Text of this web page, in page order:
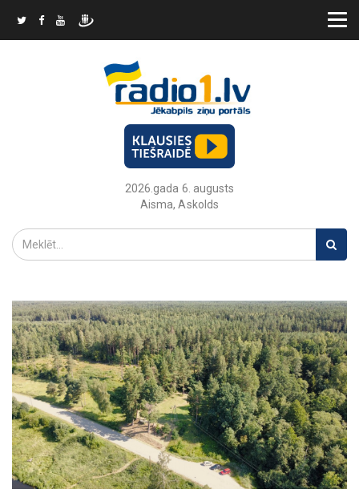
2026.gada 6. augusts
Aisma, Askolds